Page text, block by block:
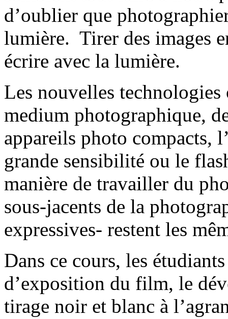
d’oublier que
lumière. Tirer des images
écrire avec la lumière.
Les nouvelles
medium photographique,
appareils photo compacts,
grande sensibilité ou le
manière de travailler du
sous-jacents de la
expressives- restent les
Dans ce cours, les
d’exposition du film, le
tirage noir et blanc à